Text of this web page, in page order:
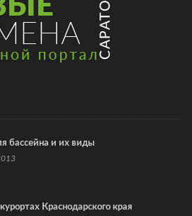
бассейна и их виды
Краснодарского края